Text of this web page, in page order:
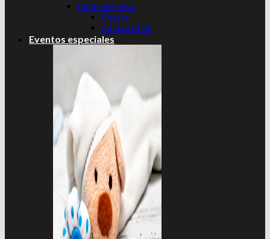
Centros
Cestas
Cajas de flor
Eventos especiales